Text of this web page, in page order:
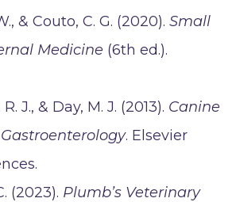
& Couto, C. G. (2020).Small
Medicine (6th ed.).
J., & Day, M. J. (2013). Canine
. Elsevier
(2023). Plumb’s Veterinary